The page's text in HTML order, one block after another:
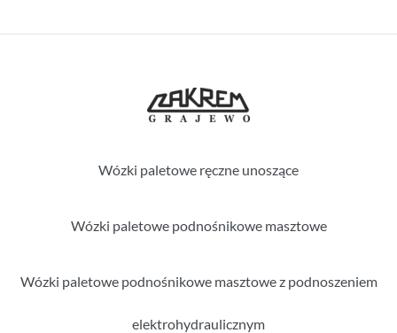
Wózki paletowe ręczne unoszące
Wózki paletowe podnośnikowe masztowe
Wózki paletowe podnośnikowe masztowe z podnoszeniem
elektrohydraulicznym